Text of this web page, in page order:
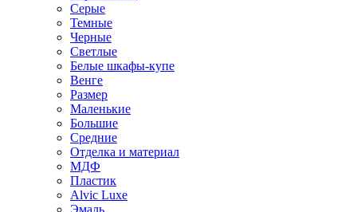
Серые
Темные
Черные
Светлые
Белые шкафы-купе
Венге
Размер
Маленькие
Большие
Средние
Отделка и материал
МДФ
Пластик
Alvic Luxe
Эмаль